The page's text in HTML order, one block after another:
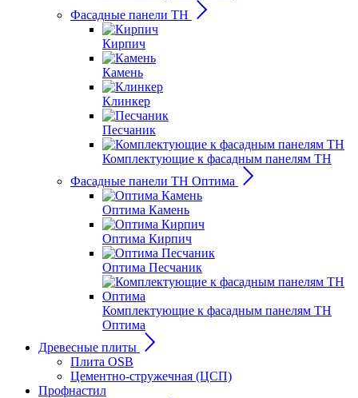
Фасадные панели ТН
Кирпич
Камень
Клинкер
Песчаник
Комплектующие к фасадным панелям ТН
Фасадные панели ТН Оптима
Оптима Камень
Оптима Кирпич
Оптима Песчаник
Комплектующие к фасадным панелям ТН
Оптима
Древесные плиты
Плита OSB
Цементно-стружечная (ЦСП)
Профнастил